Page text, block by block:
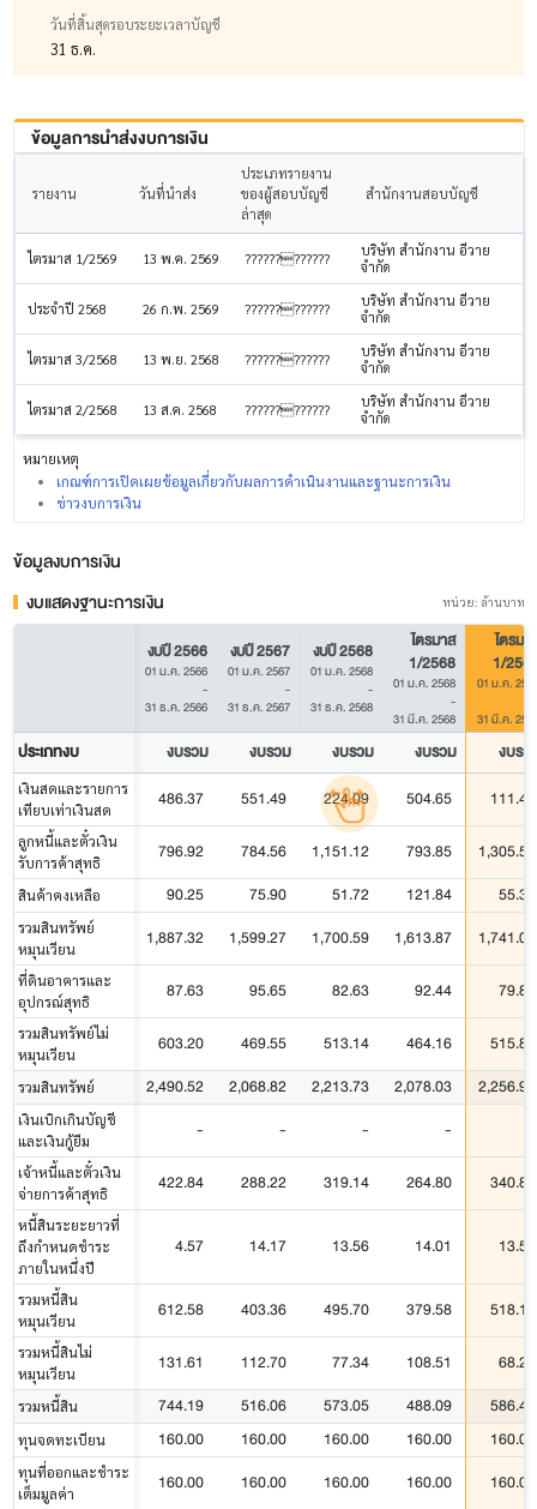
วันที่สิ้นสุดรอบระยะเวลาบัญชี
31 ธ.ค.
ข้อมูลการนำส่งงบการเงิน
รายงาน วันที่นำส่ง
ประเภทรายงาน
ของผู้สอบบัญชี
ล่าสุด
สำนักงานสอบบัญชี
ไตรมาส 1/2569 13 พ.ค. 2569 ????????????
บริษัท สำนักงาน อีวาย
จำกัด
ประจำปี 2568 26 ก.พ. 2569 ????????????
บริษัท สำนักงาน อีวาย
จำกัด
ไตรมาส 3/2568 13 พ.ย. 2568 ????????????
บริษัท สำนักงาน อีวาย
จำกัด
ไตรมาส 2/2568 13 ส.ค. 2568 ????????????
บริษัท สำนักงาน อีวาย
จำกัด
หมายเหตุ
เกณฑ์การเปิดเผยข้อมูลเกี่ยวกับผลการดำเนินงานและฐานะการเงิน
ข่าวงบการเงิน
ข้อมูลงบการเงิน
งบแสดงฐานะการเงิน
หน่วย: ล้านบาท
งบปี 2566
01 ม.ค. 2566
-
31 ธ.ค. 2566
งบปี 2567
01 ม.ค. 2567
-
31 ธ.ค. 2567
งบปี 2568
01 ม.ค. 2568
-
31 ธ.ค. 2568
ไตรมาส
1/2568
01 ม.ค. 2568
-
31 มี.ค. 2568
ไตรมา
1/
01 ม.ค.
31 มี.ค.
ประเภทงบ งบรวม งบรวม งบรวม งบรวม งบรว
เงินสดและรายการ
เทียบเท่าเงินสด
486.37 551.49 224.09 504.65 111.46
ลูกหนี้และตั๋วเงิน
รับการค้าสุทธิ
796.92 784.56 1,151.12 793.85 1,305.51
สินค้าคงเหลือ 90.25 75.90 51.72 121.84 55.39
รวมสินทรัพย์
หมุนเวียน
1,887.32 1,599.27 1,700.59 1,613.87 1,741.09
ที่ดินอาคารและ
อุปกรณ์สุทธิ
87.63 95.65 82.63 92.44 79.82
รวมสินทรัพย์ไม่
หมุนเวียน
603.20 469.55 513.14 464.16 515.84
รวมสินทรัพย์ 2,490.52 2,068.82 2,213.73 2,078.03 2,256.93
เงินเบิกเกินบัญชี
และเงินกู้ยืม
- - - -
เจ้าหนี้และตั๋วเงิน
จ่ายการค้าสุทธิ
422.84 288.22 319.14 264.80 340.80
หนี้สินระยะยาวที่
ถึงกำหนดชำระ
ภายในหนึ่งปี
4.57 14.17 13.56 14.01 13.56
รวมหนี้สิน
หมุนเวียน
612.58 403.36 495.70 379.58 518.12
รวมหนี้สินไม่
หมุนเวียน
131.61 112.70 77.34 108.51 68.28
รวมหนี้สิน 744.19 516.06 573.05 488.09 586.40
ทุนจดทะเบียน 160.00 160.00 160.00 160.00 160.00
ทุนที่ออกและชำระ
เต็มมูลค่า
160.00 160.00 160.00 160.00 160.00